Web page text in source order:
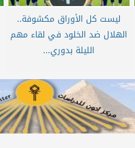
ليست كل الأوراق مكشوفة..
الهلال ضد الخلود في لقاء مهم
الليلة بدوري...